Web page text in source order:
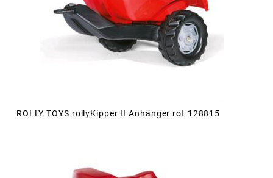
ROLLY TOYS rollyKipper II Anhänger rot 128815